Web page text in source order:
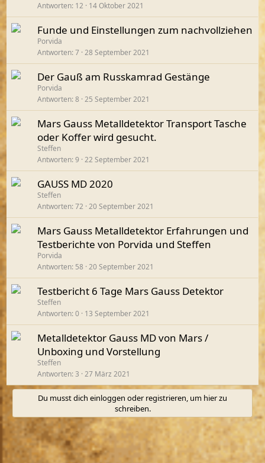
Antworten 12 14 Oktober 2021
Funde und Einstellungen zum nachvollziehen
Porvida
Antworten 7 28 September 2021
Der Gauß am Russkamrad Gestänge
Porvida
Antworten 8 25 September 2021
Mars Gauss Metalldetektor Transport Tasche
oder Koffer wird gesucht.
Steffen
Antworten 9 22 September 2021
GAUSS MD 2020
Steffen
Antworten 72 20 September 2021
Mars Gauss Metalldetektor Erfahrungen und
Testberichte von Porvida und Steffen
Porvida
Antworten 58 20 September 2021
Testbericht 6 Tage Mars Gauss Detektor
Steffen
Antworten 0 13 September 2021
Metalldetektor Gauss MD von Mars /
Unboxing und Vorstellung
Steffen
Antworten 3 27 März 2021
Du musst dich einloggen oder registrieren, um hier zu
schreiben.